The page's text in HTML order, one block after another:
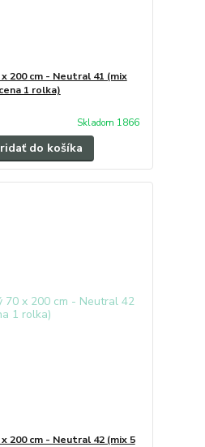
200 cm - Neutral 41 (mix
1 rolka)
Skladom 1866
do košíka
200 cm - Neutral 42 (mix 5